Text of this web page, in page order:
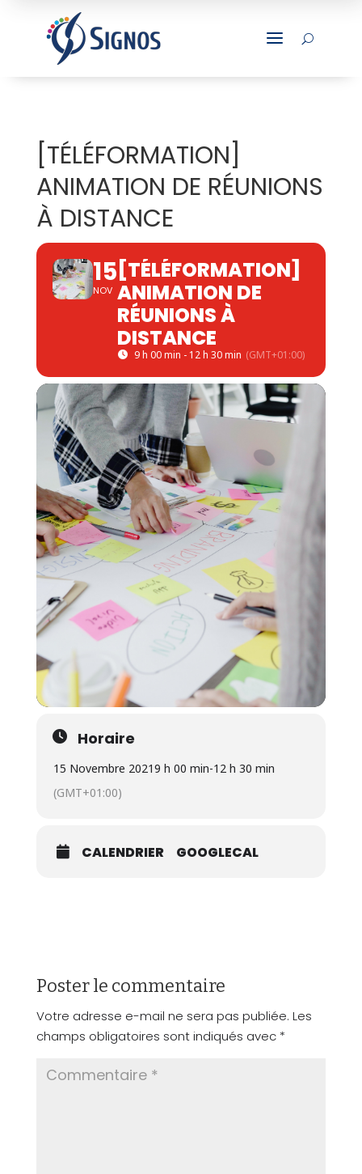
a U
[TÉLÉFORMATION]
ANIMATION DE RÉUNIONS
À DISTANCE
15
NOV
[TÉLÉFORMATION]
ANIMATION DE
RÉUNIONS À
DISTANCE
9 h 00 min - 12 h 30 min (GMT+01:00)
Horaire
15 Novembre 20219 h 00 min-12 h 30 min
(GMT+01:00)
CALENDRIER GOOGLECAL
Poster le commentaire
Votre adresse e-mail ne sera pas publiée. Les
champs obligatoires sont indiqués avec *